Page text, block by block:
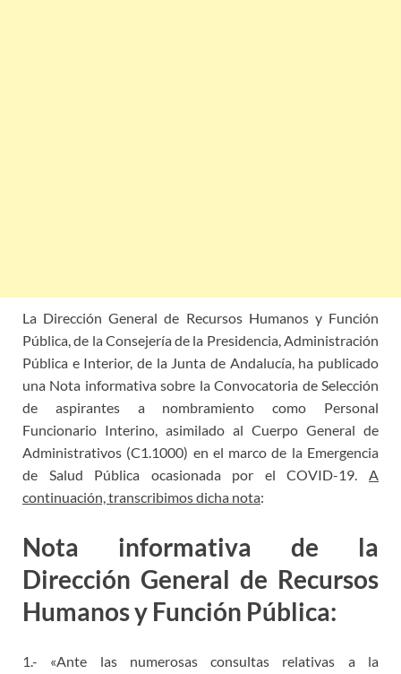
La Dirección General de Recursos Humanos y Función
Pública, de la Consejería de la Presidencia, Administración
Pública e Interior, de la Junta de Andalucía, ha publicado
una Nota informativa sobre la Convocatoria de Selección
de aspirantes a nombramiento como Personal
Funcionario Interino, asimilado al Cuerpo General de
Administrativos (C1.1000) en el marco de la Emergencia
de Salud Pública ocasionada por el COVID-19. A
continuación, transcribimos dicha nota:
Nota informativa de la
Dirección General de Recursos
Humanos y Función Pública:
1.- «Ante las numerosas consultas relativas a la